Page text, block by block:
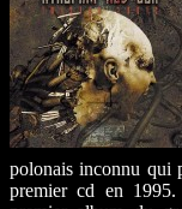
polonais inconnu qui
premier cd en 1995.